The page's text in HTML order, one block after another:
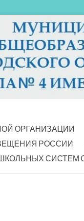
ОРГАНИЗАЦИИ
РОССИИ
СИСТЕМ